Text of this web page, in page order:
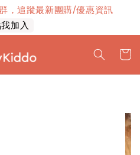
，追蹤最新團購/優惠資訊
加入